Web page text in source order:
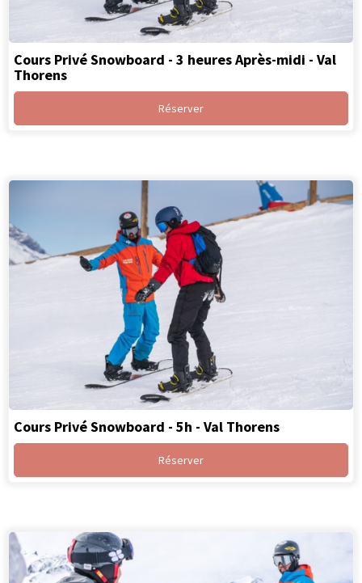
Cours Privé Snowboard - 3 heures Après-midi - Val
Thorens
Réserver
Cours Privé Snowboard - 5h - Val Thorens
Réserver